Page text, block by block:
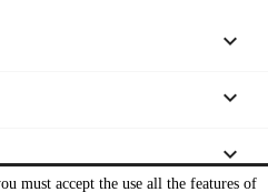
must accept the use all the features of


